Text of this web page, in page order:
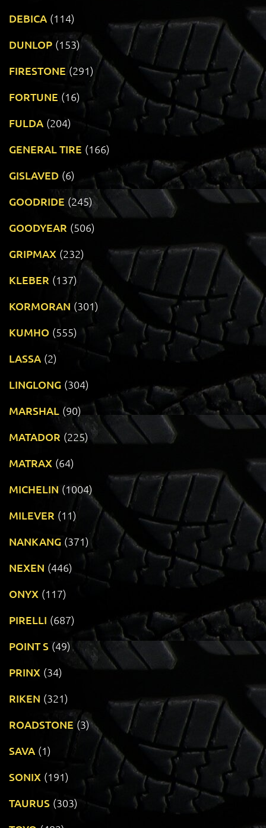
DEBICA (114)
DUNLOP (153)
FIRESTONE (291)
FORTUNE (16)
FULDA (204)
GENERAL TIRE (166)
GISLAVED (6)
GOODRIDE (245)
GOODYEAR (506)
GRIPMAX (232)
KLEBER (137)
KORMORAN (301)
KUMHO (555)
LASSA (2)
LINGLONG (304)
MARSHAL (90)
MATADOR (225)
MATRAX (64)
MICHELIN (1004)
MILEVER (11)
NANKANG (371)
NEXEN (446)
ONYX (117)
PIRELLI (687)
POINT S (49)
PRINX (34)
RIKEN (321)
ROADSTONE (3)
SAVA (1)
SONIX (191)
TAURUS (303)